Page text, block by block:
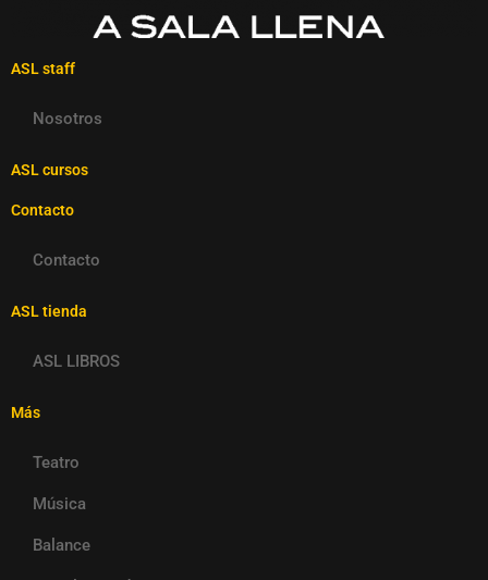
ASL staff
Nosotros
ASL cursos
Contacto
Contacto
ASL tienda
ASL LIBROS
Más
Teatro
Música
Balance